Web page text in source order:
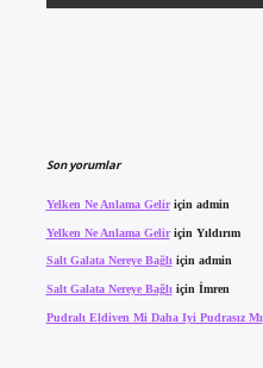
Son yorumlar
Yelken Ne Anlama Geliriçin admin
Yelken Ne Anlama Geliriçin Yıldırım
Salt Galata Nereye Bağlıiçin admin
Salt Galata Nereye Bağlı için İmren
Pudralı Eldiven Mi Daha Iyi Pudrasız Mı